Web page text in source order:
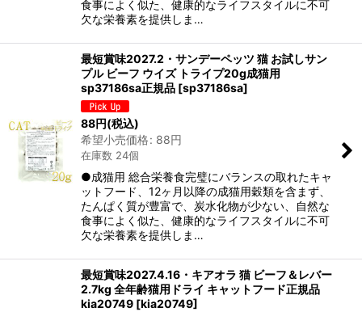
食事によく似た、健康的なライフスタイルに不可
欠な栄養素を提供しま…
最短賞味2027.2・サンデーペッツ 猫 お試しサン
プル ビーフ ウイズ トライプ20g成猫用
sp37186sa正規品 [sp37186sa]
88円(税込)
希望小売価格: 88円
在庫数 24個
●成猫用 総合栄養食完璧にバランスの取れたキャ
ットフード、12ヶ月以降の成猫用穀類を含まず、
たんぱく質が豊富で、炭水化物が少ない、自然な
食事によく似た、健康的なライフスタイルに不可
欠な栄養素を提供しま…
最短賞味2027.4.16・キアオラ 猫 ビーフ＆レバー
2.7kg 全年齢猫用ドライ キャットフード正規品
kia20749 [kia20749]